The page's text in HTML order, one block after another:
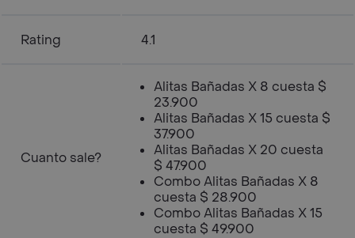
Rating 4.1
Cuanto sale?
Alitas Bañadas X 8 cuesta $
23.900
Alitas Bañadas X 15 cuesta $
37.900
Alitas Bañadas X 20 cuesta
$ 47.900
Combo Alitas Bañadas X 8
cuesta $ 28.900
Combo Alitas Bañadas X 15
cuesta $ 49.900